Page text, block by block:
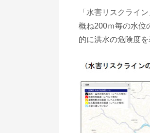
「水害リスクライン
概ね200ｍ毎の水位
的に洪水の危険度を